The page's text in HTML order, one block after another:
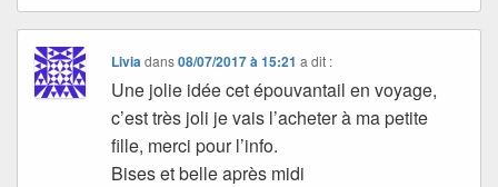
Liviadans08/07/2017 à 15:21 a dit :
Une jolie idée cet épouvantail en voyage,
c’est très joli je vais l’acheter à ma petite
fille, merci pour l’info.
Bises et belle après midi